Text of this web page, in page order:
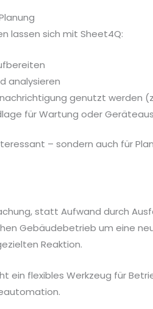
lassen sich mit Sheet4Q:
analysieren
genutzt werden
für Wartung oder
– sondern auch für
statt Aufwand durch
Gebäudebetrieb um eine
Reaktion.
flexibles Werkzeug für